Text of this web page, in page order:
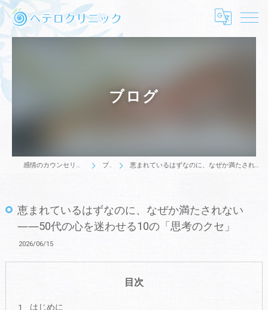
ブログ
感情のカウンセリングはヘテロクリニック ブログ 恵まれているはずなのに、なぜか満たされない――50代の心を迷わせる10の「思考のクセ」
恵まれているはずなのに、なぜか満たされない
――50代の心を迷わせる10の「思考のクセ」
2026/06/15
目次
はじめに